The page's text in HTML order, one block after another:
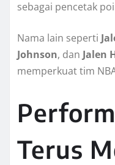
sebagai pencetak
Nama lain seperti
Johnson, dan Jalen
memperkuat tim
Terus